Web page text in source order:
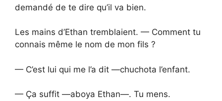
demandé de te dire qu’il va bien.
Les mains d’Ethan tremblaient. — Comment tu
connais même le nom de mon fils ?
— C’est lui qui me l’a dit —chuchota l’enfant.
— Ça suffit —aboya Ethan—. Tu mens.